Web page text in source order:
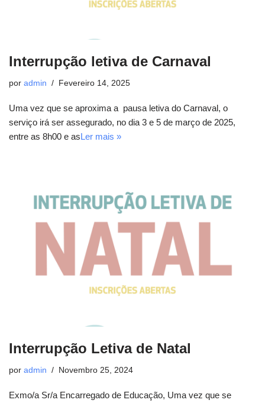
Interrupção letiva de Carnaval
por admin Fevereiro 14, 2025
Uma vez que se aproxima a pausa letiva do Carnaval, o
serviço irá ser assegurado, no dia 3 e 5 de março de 2025,
entre as 8h00 e asLer mais »
Interrupção Letiva de Natal
por admin Novembro 25, 2024
Exmo/a Sr/a Encarregado de Educação, Uma vez que se